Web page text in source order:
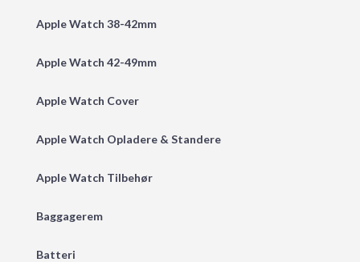
Apple Watch 38-42mm
Apple Watch 42-49mm
Apple Watch Cover
Apple Watch Opladere & Standere
Apple Watch Tilbehør
Baggagerem
Batteri